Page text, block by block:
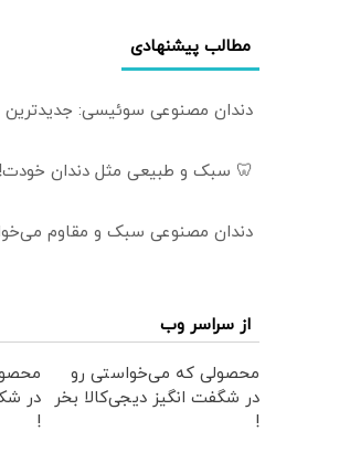
مطالب پیشنهادی
دندان مصنوعی سوئیسی: جدیدترین
🦷 سبک و طبیعی مثل دندان
دندان مصنوعی سبک و مقاوم
از سراسر وب
محصولی که می‌خواستی رو
در شگفت انگیز دیجی‌کالا بخر
!
در
!